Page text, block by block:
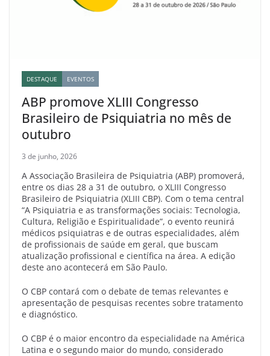
DESTAQUE EVENTOS
ABP promove XLIII Congresso
Brasileiro de Psiquiatria no mês de
outubro
3 de junho, 2026
A Associação Brasileira de Psiquiatria (ABP) promoverá,
entre os dias 28 a 31 de outubro, o XLIII Congresso
Brasileiro de Psiquiatria (XLIII CBP). Com o tema central
“A Psiquiatria e as transformações sociais: Tecnologia,
Cultura, Religião e Espiritualidade”, o evento reunirá
médicos psiquiatras e de outras especialidades, além
de profissionais de saúde em geral, que buscam
atualização profissional e científica na área. A edição
deste ano acontecerá em São Paulo.
O CBP contará com o debate de temas relevantes e
apresentação de pesquisas recentes sobre tratamento
e diagnóstico.
O CBP é o maior encontro da especialidade na América
Latina e o segundo maior do mundo, considerado